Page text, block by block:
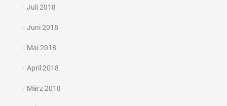
Juli 2018
Juni 2018
Mai 2018
April 2018
März 2018